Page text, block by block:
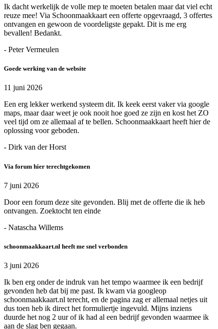
Ik dacht werkelijk de volle mep te moeten betalen maar dat viel echt
reuze mee! Via Schoonmaakkaart een offerte opgevraagd, 3 offertes
ontvangen en gewoon de voordeligste gepakt. Dit is me erg
bevallen! Bedankt.
- Peter Vermeulen
Goede werking van de website
11 juni 2026
Een erg lekker werkend systeem dit. Ik keek eerst vaker via google
maps, maar daar weet je ook nooit hoe goed ze zijn en kost het ZO
veel tijd om ze allemaal af te bellen. Schoonmaakkaart heeft hier de
oplossing voor geboden.
- Dirk van der Horst
Via forum hier terechtgekomen
7 juni 2026
Door een forum deze site gevonden. Blij met de offerte die ik heb
ontvangen. Zoektocht ten einde
- Natascha Willems
schoonmaakkaart.nl heeft me snel verbonden
3 juni 2026
Ik ben erg onder de indruk van het tempo waarmee ik een bedrijf
gevonden heb dat bij me past. Ik kwam via googleop
schoonmaakkaart.nl terecht, en de pagina zag er allemaal netjes uit
dus toen heb ik direct het formuliertje ingevuld. Mijns inziens
duurde het nog 2 uur of ik had al een bedrijf gevonden waarmee ik
aan de slag ben gegaan.